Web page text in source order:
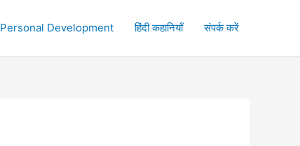
Personal Development हिंदी कहानियाँ संपर्क करें